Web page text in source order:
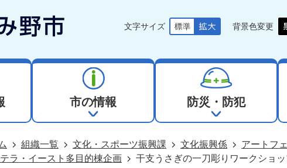
文字サイズ 背景色変更
市の情報 防災・防犯
組織一覧 文化・スポーツ振興課 文化振興係 アートフ
ラ・イースト多目的棟企画
干支うさぎの一刀彫りワークショ